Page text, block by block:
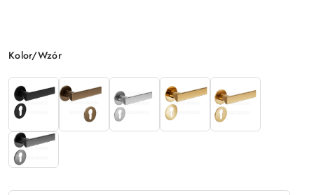
Wariant
Kolor/Wzór